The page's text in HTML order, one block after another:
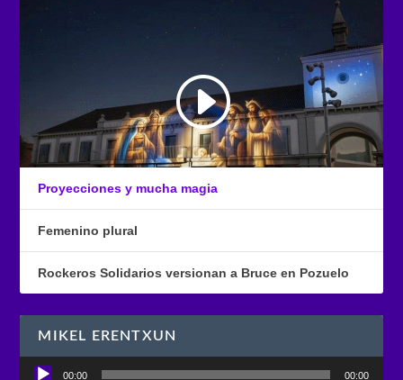
Proyecciones y mucha magia
Femenino plural
Rockeros Solidarios versionan a Bruce en Pozuelo
MIKEL ERENTXUN
Reproductor
00:00 00:00